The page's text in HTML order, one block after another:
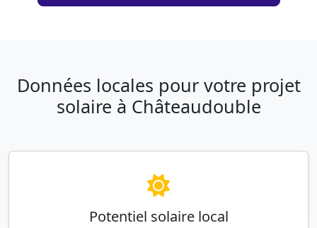
Données locales pour votre projet
solaire à Châteaudouble
Potentiel solaire local